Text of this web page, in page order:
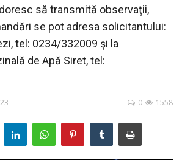
să transmită observaţii,
se pot adresa solicitantului:
tel: 0234/332009 şi la
de Apă Siret, tel:
1558
0